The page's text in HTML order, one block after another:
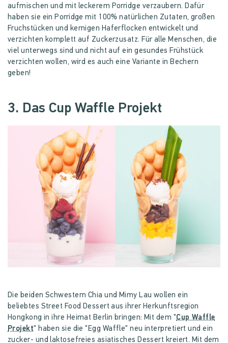
aufmischen und mit leckerem Porridge verzaubern. Dafür
haben sie ein Porridge mit 100% natürlichen Zutaten, großen
Fruchstücken und kernigen Haferflocken entwickelt und
verzichten komplett auf Zuckerzusatz. Für alle Menschen, die
viel unterwegs sind und nicht auf ein gesundes Frühstück
verzichten wollen, wird es auch eine Variante in Bechern
geben!
3. Das Cup Waffle Projekt
Die beiden Schwestern Chia und Mimy Lau wollen ein
beliebtes Street Food Dessert aus ihrer Herkunftsregion
Hongkong in ihre Heimat Berlin bringen: Mit dem "Cup Waffle
Projekt" haben sie die "Egg Waffle" neu interpretiert und ein
zucker- und laktosefreies asiatisches Dessert kreiert. Mit dem